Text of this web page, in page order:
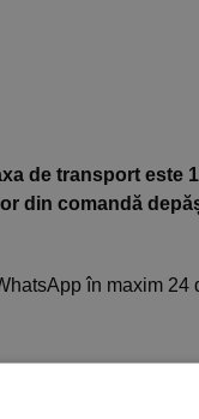
de transport este
din comandă
în maxim
ta va fi